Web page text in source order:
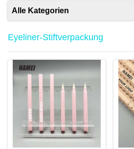
Alle Kategorien
Eyeliner-Stiftverpackung